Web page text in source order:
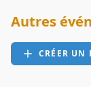
Autres
CRÉER UN